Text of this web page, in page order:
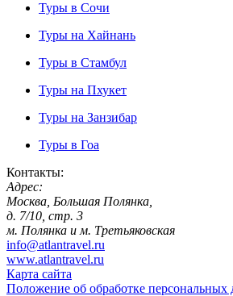
Туры в Сочи
Туры на Хайнань
Туры в Стамбул
Туры на Пхукет
Туры на Занзибар
Туры в Гоа
Контакты:
Адрес:
Москва, Большая Полянка,
д. 7/10, стр. 3
м. Полянка и м. Третьяковская
info@atlantravel.ru
www.atlantravel.ru
Карта сайта
Положение об обработке персональных